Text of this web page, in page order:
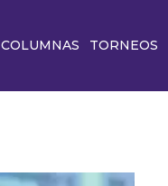
COLUMNAS TORNEOS